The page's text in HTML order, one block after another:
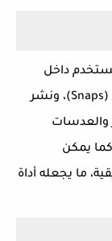
داخل
(
Snaps)، ونشر
والعدسات
يمكن
ما يجعله أداة